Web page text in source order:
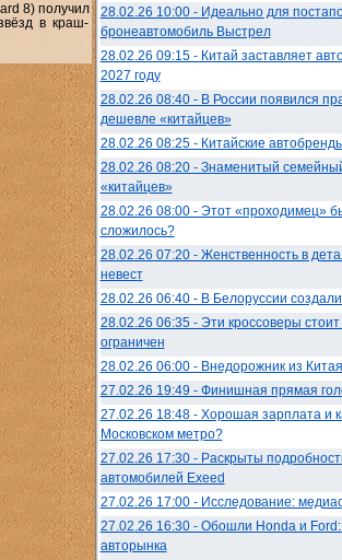
8) получил
в краш-
28.02.26 10:00 - Идеально для
бронеавтомобиль Выстрел
28.02.26 09:15 - Китай заставляет
2027 году
28.02.26 08:40 - В России появился
дешевле «китайцев»
28.02.26 08:25 - Китайские
28.02.26 08:20 - Знаменитый
«китайцев»
28.02.26 08:00 - Этот «проходимец»
сложилось?
28.02.26 07:20 - Женственность в
невест
28.02.26 06:40 - В Белоруссии
28.02.26 06:35 - Эти кроссоверы
ограничен
28.02.26 06:00 - Внедорожник из
27.02.26 19:49 - Финишная прямая
27.02.26 18:48 - Хорошая зарплата и
Московском метро?
27.02.26 17:30 - Раскрыты
автомобилей Exeed
27.02.26 17:00 - Исследование:
27.02.26 16:30 - Обошли Honda и Ford:
авторынка